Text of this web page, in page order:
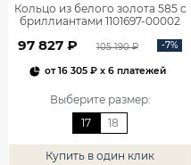
Кольцо из белого золота 585 с
бриллиантами 1101697-00002
97 827 ₽ 105 190 ₽ -7%
от16 305 ₽ x 6 платежей
Выберите размер:
17
18
Купить в один клик